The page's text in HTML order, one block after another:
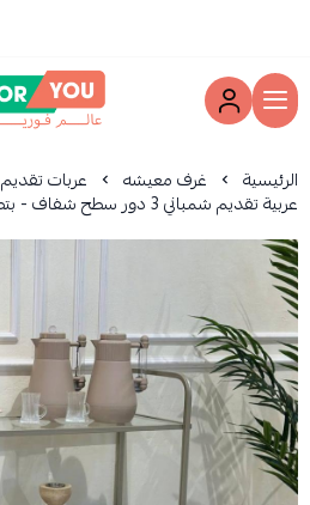
عالم فوريو
الرئيسية غرف معيشه عربات تقديم
عربية تقديم شمباني 3 دور سطح شفاف - بتصميم عصري أنيق